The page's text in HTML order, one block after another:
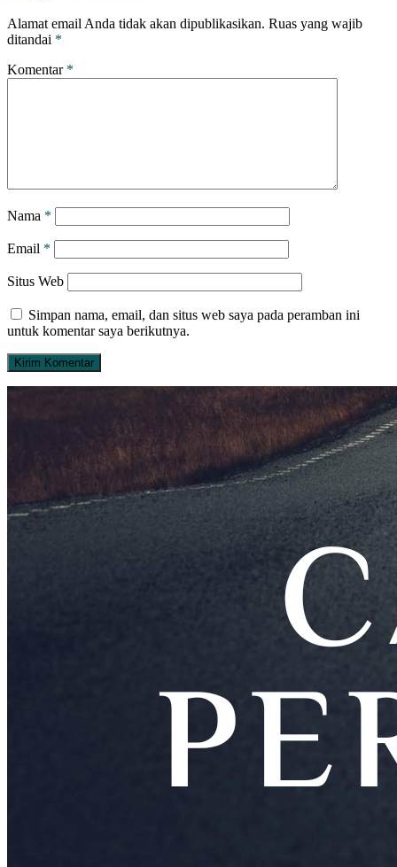
Alamat email Anda tidak akan dipublikasikan. Ruas yang wajib
ditandai *
Komentar *
Nama *
Email *
Situs Web
Simpan nama, email, dan situs web saya pada peramban ini
untuk komentar saya berikutnya.